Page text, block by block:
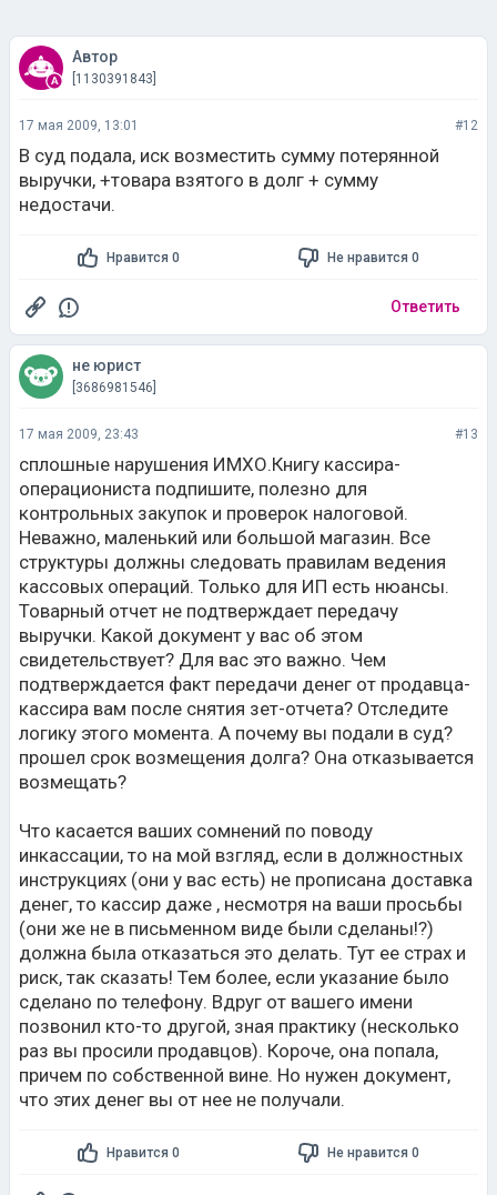
Автор
[1130391843]
17 мая 2009, 13:01 #12
В суд подала, иск возместить сумму потерянной
выручки, +товара взятого в долг + сумму
недостачи.
Нравится 0 Не нравится 0
Ответить
не юрист
[3686981546]
17 мая 2009, 23:43 #13
сплошные нарушения ИМХО.Книгу кассира-
операциониста подпишите, полезно для
контрольных закупок и проверок налоговой.
Неважно, маленький или большой магазин. Все
структуры должны следовать правилам ведения
кассовых операций. Только для ИП есть нюансы.
Товарный отчет не подтверждает передачу
выручки. Какой документ у вас об этом
свидетельствует? Для вас это важно. Чем
подтверждается факт передачи денег от продавца-
кассира вам после снятия зет-отчета? Отследите
логику этого момента. А почему вы подали в суд?
прошел срок возмещения долга? Она отказывается
возмещать?
Что касается ваших сомнений по поводу
инкассации, то на мой взгляд, если в должностных
инструкциях (они у вас есть) не прописана доставка
денег, то кассир даже , несмотря на ваши просьбы
(они же не в письменном виде были сделаны!?)
должна была отказаться это делать. Тут ее страх и
риск, так сказать! Тем более, если указание было
сделано по телефону. Вдруг от вашего имени
позвонил кто-то другой, зная практику (несколько
раз вы просили продавцов). Короче, она попала,
причем по собственной вине. Но нужен документ,
что этих денег вы от нее не получали.
Нравится 0 Не нравится 0